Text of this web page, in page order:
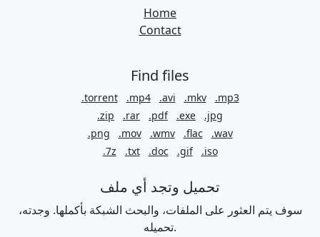
Home
Contact
Find files
.torrent .mp4 .avi .mkv
.mp3
.zip
.rar .pdf .exe
.jpg
.png
.mov .wmv .flac
.wav
.7z
.txt .doc .gif .iso
تحميل وتجد أي ملف
سوف يتم العثور على الملفات، والبحث الشبكة بأكملها. وجدته،
تحميله.